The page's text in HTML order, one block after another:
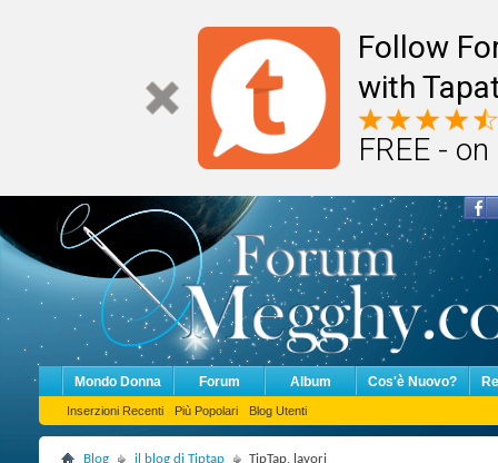
Follow
with
FREE -
Mondo Donna Forum Album Cos'è Nuovo?
Inserzioni Recenti Più Popolari Blog Utenti
Blog il blog di Tiptap TipTap, lavori